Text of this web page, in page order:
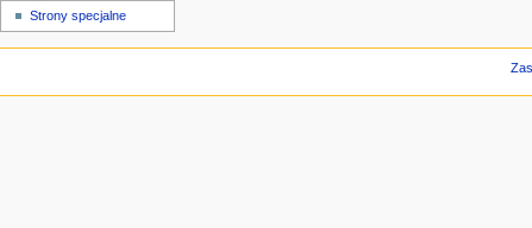
Strony specjalne